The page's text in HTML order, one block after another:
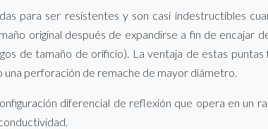
para ser resistentes y son casi indestructibles
original después de expandirse a fin de encajar
de tamaño de orificio). La ventaja de estas
una perforación de remache de mayor diámetro.
diferencial de reflexión que opera en un